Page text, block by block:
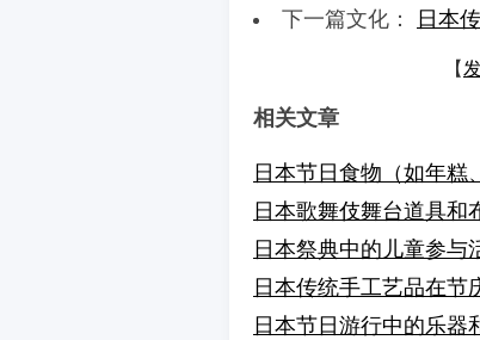
下一篇文化： 日本
【
相关文章
日本节日食物（如年糕
日本歌舞伎舞台道具和
日本祭典中的儿童参与
日本传统手工艺品在节
日本节日游行中的乐器